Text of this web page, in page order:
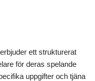
ett strukturerat
för deras spelande
uppgifter och tjäna